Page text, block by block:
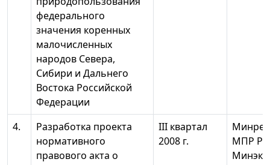
федерального
значения коренных
малочисленных
народов Севера,
Сибири и Дальнего
Востока Российской
Федерации
4.
Разработка проекта
нормативного
правового акта о
III квартал
2008 г.
МПР